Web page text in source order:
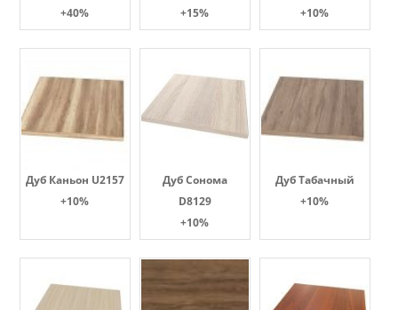
+40%
+15%
+10%
Дуб Каньон U2157
+10%
Дуб Сонома
D8129
+10%
Дуб Табачный
+10%